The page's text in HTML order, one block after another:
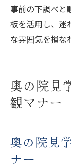
事前の下調べと
板を活用し、迷
な雰囲気を損な
奥の院見
観マナー
奥の院見
ナー